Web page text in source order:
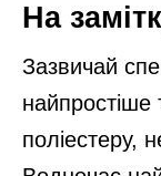
На
Зазвичай
поліестеру,